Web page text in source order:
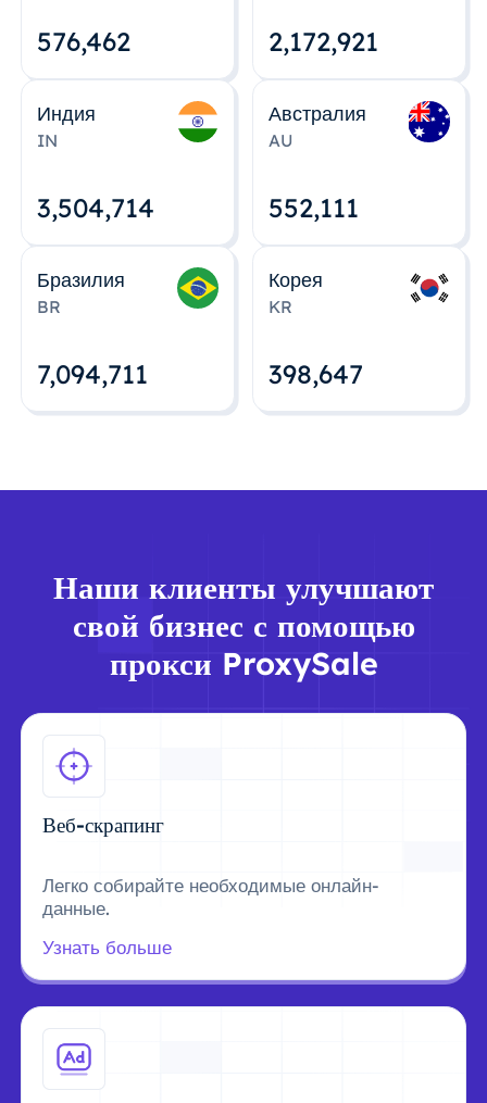
576,463 2,172,922
Индия
IN
3,504,715
Австралия
AU
552,112
Бразилия
BR
7,094,712
Корея
KR
398,648
Наши клиенты улучшают
свой бизнес с помощью
прокси ProxySale
Веб-скрапинг
Легко собирайте необходимые онлайн-
данные.
Узнать больше